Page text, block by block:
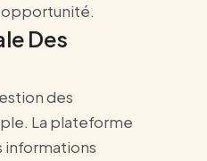
opportunité.
Des
des
La plateforme
informations